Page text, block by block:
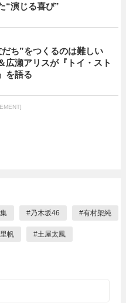
“演じる喜び”
だち”をつくるのは難しい
広瀬アリスが『トイ・スト
を語る
#乃木坂46 #有村架純
帆 #土屋太鳳